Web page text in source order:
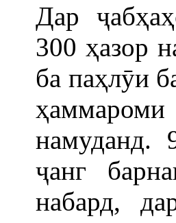
Дар
300 ҳазор
ба паҳлӯи
намуданд.
ҷанг
набард,